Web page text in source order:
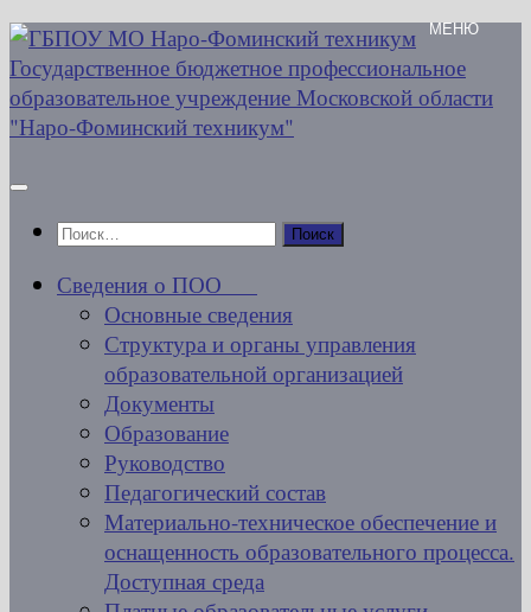
Перейти
к
содержимому
Найти:
Сведения о ПОО
Основные сведения
Структура и органы управления
образовательной организацией
Документы
Образование
Руководство
Педагогический состав
Материально-техническое обеспечение и
оснащенность образовательного процесса.
Доступная среда